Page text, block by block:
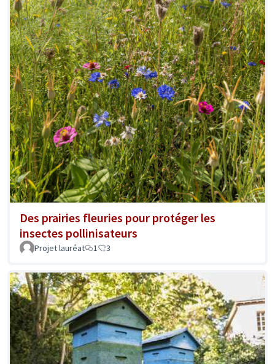
Des prairies fleuries pour protéger les
insectes pollinisateurs
Projet lauréat 1 3